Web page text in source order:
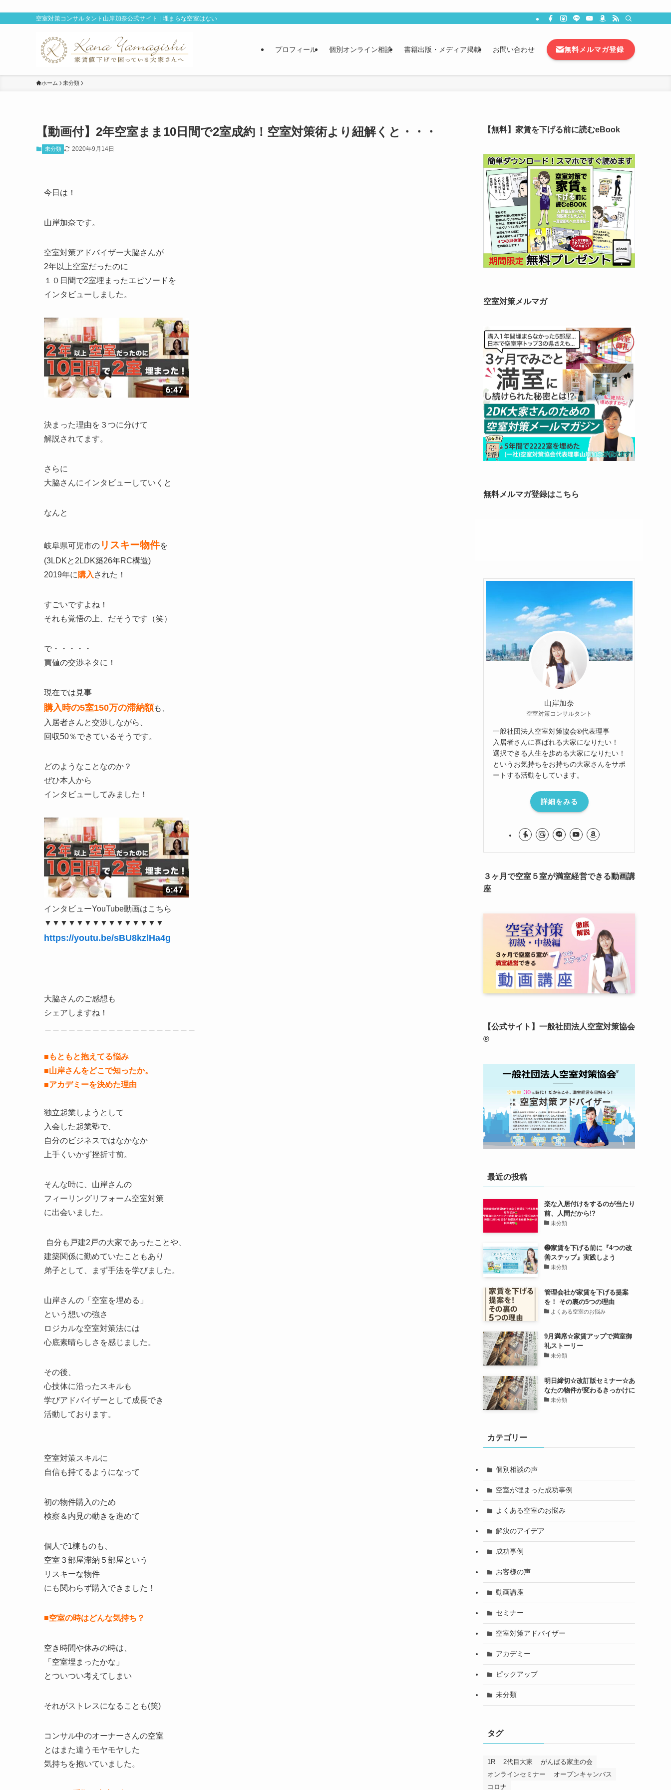
空室対策コンサルタント山岸加奈公式サイト | 埋まらな空室はない
プロフィール 個別オンライン相談 書籍出版・メディア掲載 お問い合わせ 無料メルマガ登録
ホーム 未分類
【動画付】2年空室まま10日間で2室成約！空室対策術より紐解くと・・・
未分類 2020年9月14日
今日は！
山岸加奈です。
空室対策アドバイザー大脇さんが
2年以上空室だったのに
１０日間で2室埋まったエピソードを
インタビューしました。
決まった理由を３つに分けて
解説されてます。
さらに
大脇さんにインタビューしていくと
なんと
岐阜県可児市の リスキー物件を
(3LDKと2LDK築26年RC構造)
2019年に購入 された！
すごいですよね！
それも覚悟の上、だそうです（笑）
で・・・・・
買値の交渉ネタに！
現在では見事
購入時の5室150万の滞納額も、
入居者さんと交渉しながら、
回収50％できているそうです。
どのようなことなのか？
ぜひ本人から
インタビューしてみました！
インタビューYouTube動画はこちら
▼▼▼▼▼▼▼▼▼▼▼▼▼▼▼
https://youtu.be/sBU8kzlHa4g
大脇さんのご感想も
シェアしますね！
■もともと抱えてる悩み
■山岸さんをどこで知ったか。
■アカデミーを決めた理由
独立起業しようとして
入会した起業塾で、
自分のビジネスではなかなか
上手くいかず挫折寸前。
そんな時に、山岸さんの
フィーリングリフォーム空室対策
に出会いました。
自分も戸建2戸の大家であったことや、
建築関係に勤めていたこともあり
弟子として、まず手法を学びました。
山岸さんの「空室を埋める」
という想いの強さ
ロジカルな空室対策法には
心底素晴らしさを感じました。
その後、
心技体に沿ったスキルも
学びアドバイザーとして成長でき
活動しております。
空室対策スキルに
自信も持てるようになって
初の物件購入のため
検察＆内見の動きを進めて
個人で1棟ものも、
空室３部屋滞納５部屋という
リスキーな物件
にも関わらず購入できました！
■空室の時はどんな気持ち？
空き時間や休みの時は、
「空室埋まったかな」
とついつい考えてしまい
それがストレスになることも(笑)
コンサル中のオーナーさんの空室
とはまた違うモヤモヤした
気持ちを抱いていました。
【無料】家賃を下げる前に読むeBook
空室対策メルマガ
無料メルマガ登録はこちら
山岸加奈
空室対策コンサルタント
一般社団法人空室対策協会®︎代表理事
入居者さんに喜ばれる大家になりたい！
選択できる人生を歩める大家になりたい！
というお気持ちをお持ちの大家さんをサポ
ートする活動をしています。
詳細をみる
３ヶ月で空室５室が満室経営できる動画講
座
【公式サイト】一般社団法人空室対策協会
®︎
最近の投稿
楽な入居付けをするのが当たり
前、人間だから!?
未分類
❷家賃を下げる前に『4つの改
善ステップ』実践しよう
未分類
管理会社が家賃を下げる提案
を！ その裏の5つの理由
よくある空室のお悩み
9月満席☆家賃アップで満室御
礼ストーリー
未分類
明日締切☆改訂版セミナー☆あ
なたの物件が変わるきっかけに
未分類
カテゴリー
個別相談の声
空室が埋まった成功事例
よくある空室のお悩み
解決のアイデア
成功事例
お客様の声
動画講座
セミナー
空室対策アドバイザー
アカデミー
ピックアップ
未分類
タグ
1R 2代目大家
がんばる家主の会
オンラインセミナー
オープンキャンバス
コロナ